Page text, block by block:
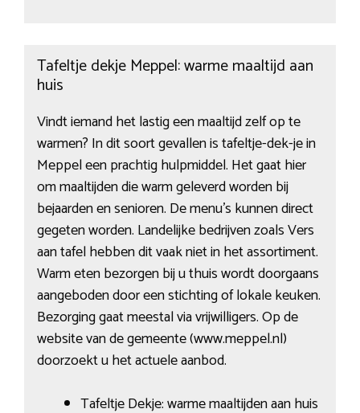
Tafeltje dekje Meppel: warme maaltijd aan
huis
Vindt iemand het lastig een maaltijd zelf op te
warmen? In dit soort gevallen is tafeltje-dek-je in
Meppel een prachtig hulpmiddel. Het gaat hier
om maaltijden die warm geleverd worden bij
bejaarden en senioren. De menu’s kunnen direct
gegeten worden. Landelijke bedrijven zoals Vers
aan tafel hebben dit vaak niet in het assortiment.
Warm eten bezorgen bij u thuis wordt doorgaans
aangeboden door een stichting of lokale keuken.
Bezorging gaat meestal via vrijwilligers. Op de
website van de gemeente (www.meppel.nl)
doorzoekt u het actuele aanbod.
Tafeltje Dekje: warme maaltijden aan huis